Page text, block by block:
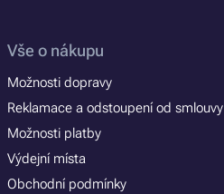
Vše o nákupu
Možnosti dopravy
Reklamace a odstoupení od smlouvy
Možnosti platby
Výdejní místa
Obchodní podmínky